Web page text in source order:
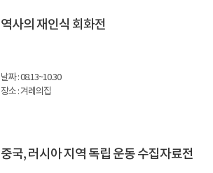
역사의 재인식 회화전
날짜 : 08.13~10.30
장소 : 겨레의집
중국, 러시아 지역 독립 운동 수집자료전